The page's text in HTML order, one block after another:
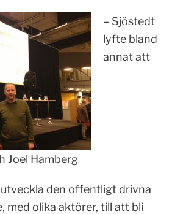
Joel Hamberg
– Sjöstedt
lyfte bland
annat att
den offentligt drivna
med olika aktörer, till att bli